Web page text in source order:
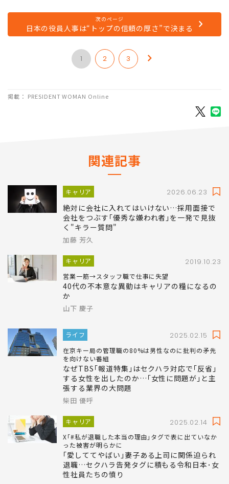
次のページ
日本の役員人事は“トップの信頼の厚さ”で決まる
関連記事
キャリア
絶対に会社に入れてはいけない…採用面接で
く"キラー質問"
加藤 芳久
キャリア
営業一筋→スタッフ職で仕事に失望
か
山下 慶子
ライフ 2025.02.15
在京キー局の管理職の80%は男性なのに批判の矛先
を向けない番組
なぜTBS｢報道特集｣はセクハラ対応で｢反省｣
張する業界の大問題
柴田 優呼
キャリア 2025.02.14
X｢#私が退職した本当の理由｣タグで表に出ていなか
った被害が明らかに